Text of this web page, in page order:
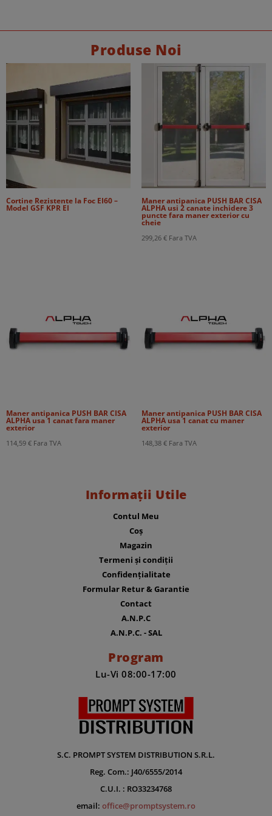
Produse Noi
Cortine Rezistente la Foc EI60 –
Model GSF KPR EI
Maner antipanica PUSH BAR CISA
ALPHA usi 2 canate inchidere 3
puncte fara maner exterior cu
cheie
299,26 € Fara TVA
Maner antipanica PUSH BAR CISA
ALPHA usa 1 canat fara maner
exterior
114,59 € Fara TVA
Maner antipanica PUSH BAR CISA
ALPHA usa 1 canat cu maner
exterior
148,38 € Fara TVA
Informații Utile
Contul Meu
Coș
Magazin
Termeni și condiții
Confidențialitate
Formular Retur & Garantie
Contact
A.N.P.C
A.N.P.C. - SAL
Program
Lu-Vi 08:00-17:00
S.C. PROMPT SYSTEM DISTRIBUTION S.R.L.
Reg. Com.: J40/6555/2014
C.U.I. : RO33234768
email: office@promptsystem.ro